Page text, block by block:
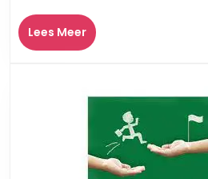
Triomf
in
2021
Lees MeerLees
Meer